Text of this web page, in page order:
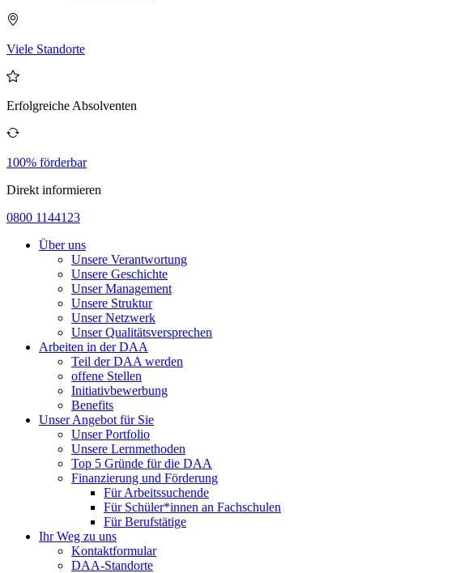
Viele Standorte
Erfolgreiche Absolventen
100% förderbar
Direkt informieren
0800 1144123
Über uns
Unsere Verantwortung
Unsere Geschichte
Unser Management
Unsere Struktur
Unser Netzwerk
Unser Qualitätsversprechen
Arbeiten in der DAA
Teil der DAA werden
offene Stellen
Initiativbewerbung
Benefits
Unser Angebot für Sie
Unser Portfolio
Unsere Lernmethoden
Top 5 Gründe für die DAA
Finanzierung und Förderung
Für Arbeitssuchende
Für Schüler*innen an Fachschulen
Für Berufstätige
Ihr Weg zu uns
Kontaktformular
DAA-Standorte